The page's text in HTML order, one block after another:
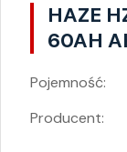
HAZE
60AH
Pojemność:
Producent: